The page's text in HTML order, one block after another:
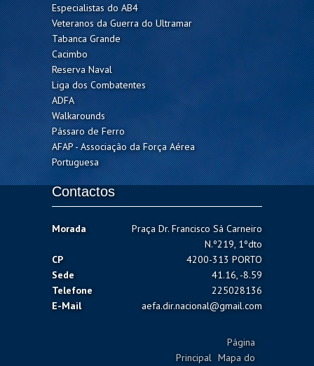
Especialistas do AB4
Veteranos da Guerra do Ultramar
Tabanca Grande
Cacimbo
Reserva Naval
Liga dos Combatentes
ADFA
Walkarounds
Pássaro de Ferro
AFAP - Associação da Força Aérea
Portuguesa
Contactos
Morada
Praça Dr. Francisco Sá Carneiro
N.º219, 1ºdto
CP
4200-313 PORTO
Sede
41.16, -8.59
Telefone
225028136
E-Mail
aefa.dir.nacional@gmail.com
Página
Principal Mapa do